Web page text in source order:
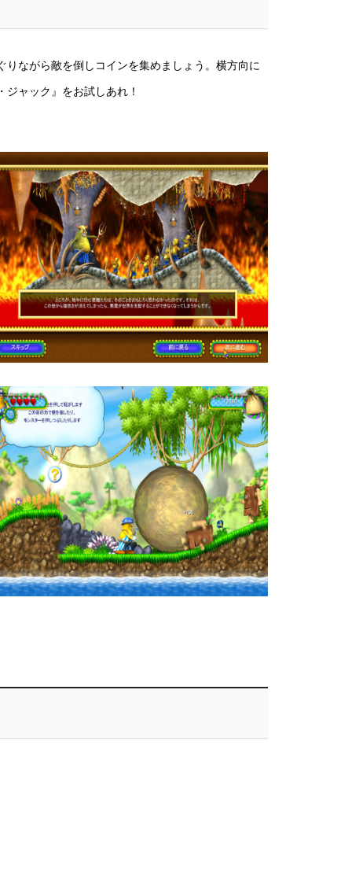
ながら敵を倒しコインを集めましょう。横方向に
ャック』をお試しあれ！